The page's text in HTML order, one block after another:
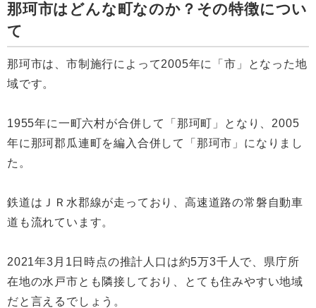
那珂市はどんな町なのか？その特徴につい
て
那珂市は、市制施行によって2005年に「市」となった地
域です。
1955年に一町六村が合併して「那珂町」となり、2005
年に那珂郡瓜連町を編入合併して「那珂市」になりまし
た。
鉄道はＪＲ水郡線が走っており、高速道路の常磐自動車
道も流れています。
2021年3月1日時点の推計人口は約5万3千人で、県庁所
在地の水戸市とも隣接しており、とても住みやすい地域
だと言えるでしょう。